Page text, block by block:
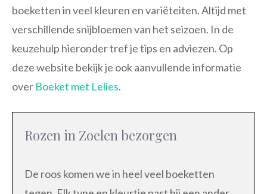
boeketten in veel kleuren en variëteiten. Altijd met
verschillende snijbloemen van het seizoen. In de
keuzehulp hieronder tref je tips en adviezen. Op
deze website bekijk je ook aanvullende informatie
over Boeket met Lelies.
Rozen in Zoelen bezorgen
De roos komen we in heel veel boeketten